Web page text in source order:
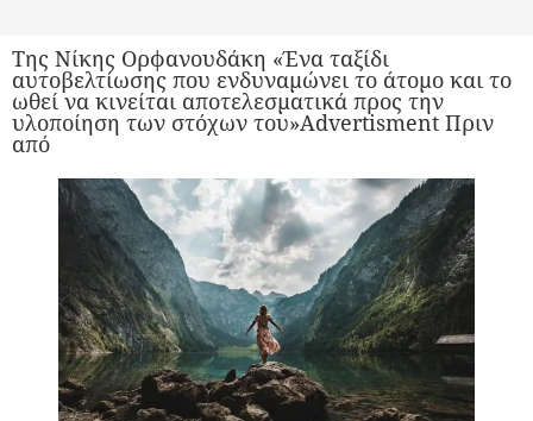
Της Νίκης Ορφανουδάκη «Ένα ταξίδι
αυτοβελτίωσης που ενδυναμώνει το άτομο και το
ωθεί να κινείται αποτελεσματικά προς την
υλοποίηση των στόχων του»Advertisment Πριν
από